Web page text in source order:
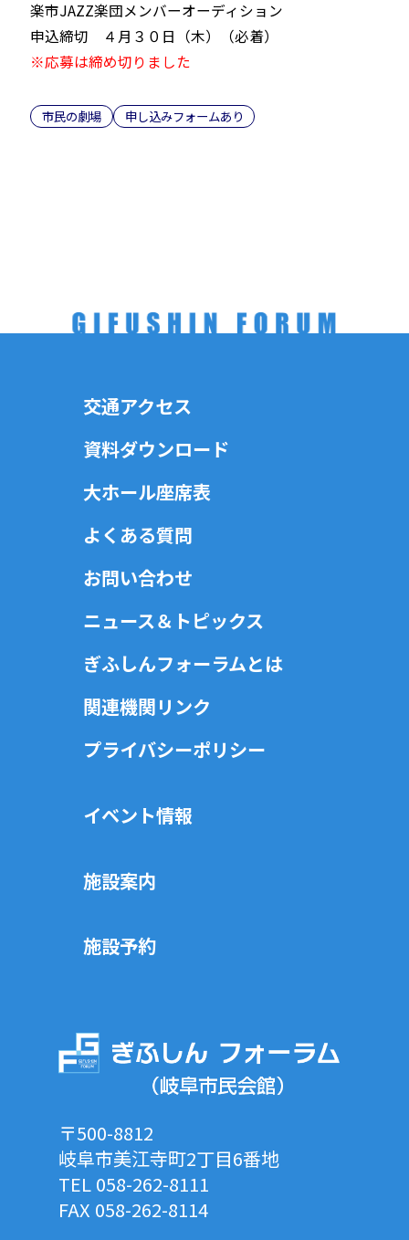
楽市JAZZ楽団メンバーオーディション
申込締切 ４月３０日（木）（必着）
※応募は締め切りました
市民の劇場 申し込みフォームあり
〒500-8812
岐阜市美江寺町2丁目6番地
TEL 058-262-8111
FAX 058-262-8114
交通アクセス
資料ダウンロード
大ホール座席表
よくある質問
お問い合わせ
ニュース＆トピックス
ぎふしんフォーラムとは
関連機関リンク
プライバシーポリシー
イベント情報
施設案内
施設予約